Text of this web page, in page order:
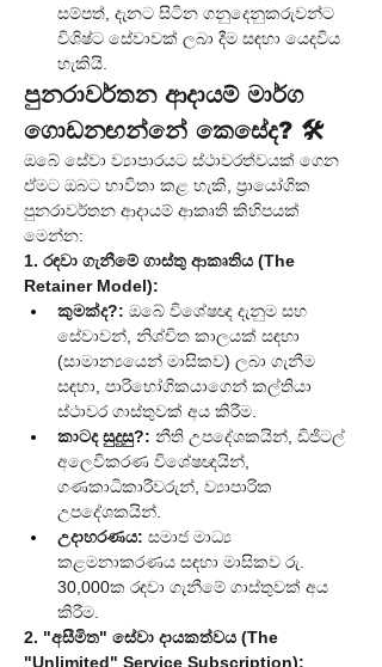
සම්පත්, දැනට සිටින ගනුදෙනුකරුවන්ට
විශිෂ්ට සේවාවක් ලබා දීම සඳහා යෙදවිය
හැකියි.
පුනරාවර්තන ආදායම් මාර්ග
ගොඩනඟන්නේ කෙසේද? 🛠️
ඔබේ සේවා ව්‍යාපාරයට ස්ථාවරත්වයක් ගෙන
ඒමට ඔබට භාවිතා කළ හැකි, ප්‍රායෝගික
පුනරාවර්තන ආදායම් ආකෘති කිහිපයක්
මෙන්න:
1. රඳවා ගැනීමේ ගාස්තු ආකෘතිය (The
Retainer Model):
කුමක්ද?: ඔබේ විශේෂඥ දැනුම සහ
සේවාවන්, නිශ්චිත කාලයක් සඳහා
(සාමාන්‍යයෙන් මාසිකව) ලබා ගැනීම
සඳහා, පාරිභෝගිකයාගෙන් කල්තියා
ස්ථාවර ගාස්තුවක් අය කිරීම.
කාටද සුදුසු?: නීති උපදේශකයින්, ඩිජිටල්
අලෙවිකරණ විශේෂඥයින්,
ගණකාධිකාරීවරුන්, ව්‍යාපාරික
උපදේශකයින්.
උදාහරණය: සමාජ මාධ්‍ය
කළමනාකරණය සඳහා මාසිකව රු.
30,000ක රඳවා ගැනීමේ ගාස්තුවක් අය
කිරීම.
2. "අසීමිත" සේවා දායකත්වය (The
"Unlimited" Service Subscription):